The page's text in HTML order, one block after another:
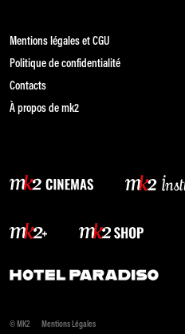
Mentions légales et CGU
Politique de confidentialité
Contacts
À propos de mk2
© MK2 Mentions Légales